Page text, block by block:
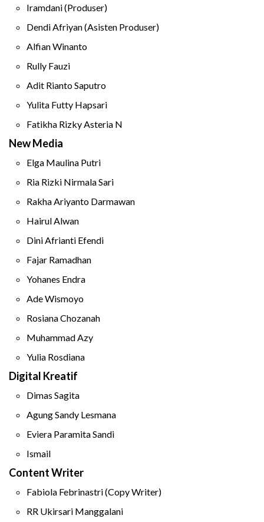
Iramdani (Produser)
Dendi Afriyan (Asisten Produser)
Alfian Winanto
Rully Fauzi
Adit Rianto Saputro
Yulita Futty Hapsari
Fatikha Rizky Asteria N
New Media
Elga Maulina Putri
Ria Rizki Nirmala Sari
Rakha Ariyanto Darmawan
Hairul Alwan
Dini Afrianti Efendi
Fajar Ramadhan
Yohanes Endra
Ade Wismoyo
Rosiana Chozanah
Muhammad Azy
Yulia Rosdiana
Digital Kreatif
Dimas Sagita
Agung Sandy Lesmana
Eviera Paramita Sandi
Ismail
Content Writer
Fabiola Febrinastri (Copy Writer)
RR Ukirsari Manggalani